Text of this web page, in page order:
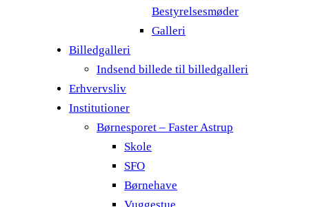
Bestyrelsesmøder
Galleri
Billedgalleri
Indsend billede til billedgalleri
Erhvervsliv
Institutioner
Børnesporet – Faster Astrup
Skole
SFO
Børnehave